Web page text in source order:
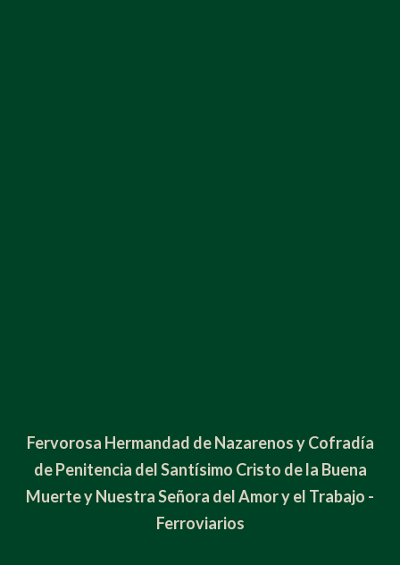
Fervorosa Hermandad de Nazarenos y Cofradía
de Penitencia del Santísimo Cristo de la Buena
Muerte y Nuestra Señora del Amor y el Trabajo -
Ferroviarios